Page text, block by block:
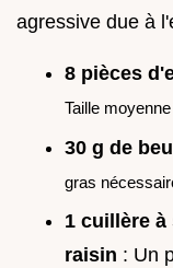
agressive due à
8 pièces
Taille
30 g de
gras
1 cuillère
raisin : Un